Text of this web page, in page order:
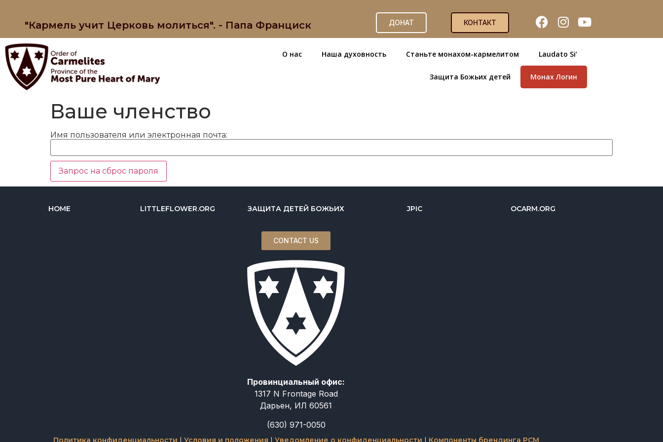
"Кармель учит Церковь молиться". - Папа Франциск ДОНАТ КОНТАКТ
О нас Наша духовность Станьте монахом-кармелитом Laudato Si’
Защита Божьих детей Монах Логин
Ваше членство
Имя пользователя или электронная почта:
HOME LITTLEFLOWER.ORG ЗАЩИТА ДЕТЕЙ БОЖЬИХ
CONTACT US
Провинциальный офис:
1317 N Frontage Road
Дарьен, ИЛ 60561
(630) 971-0050
JPIC OCARM.ORG
Политика конфиденциальности | Условия и положения | Уведомление о конфиденциальности | Компоненты брендинга PCM